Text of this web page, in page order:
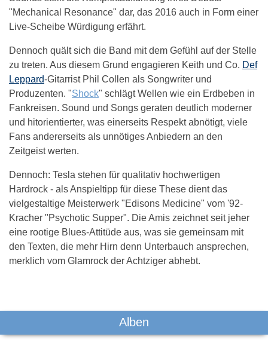
"Mechanical Resonance" dar, das 2016 auch in Form einer
Live-Scheibe Würdigung erfährt.
Dennoch quält sich die Band mit dem Gefühl auf der Stelle
zu treten. Aus diesem Grund engagieren Keith und Co. Def
Leppard-Gitarrist Phil Collen als Songwriter und
Produzenten. "Shock" schlägt Wellen wie ein Erdbeben in
Fankreisen. Sound und Songs geraten deutlich moderner
und hitorientierter, was einerseits Respekt abnötigt, viele
Fans andererseits als unnötiges Anbiedern an den
Zeitgeist werten.
Dennoch: Tesla stehen für qualitativ hochwertigen
Hardrock - als Anspieltipp für diese These dient das
vielgestaltige Meisterwerk "Edisons Medicine" vom '92-
Kracher "Psychotic Supper". Die Amis zeichnet seit jeher
eine rootige Blues-Attitüde aus, was sie gemeinsam mit
den Texten, die mehr Hirn denn Unterbauch ansprechen,
merklich vom Glamrock der Achtziger abhebt.
Das könnte Dich auch interessieren:
Alben